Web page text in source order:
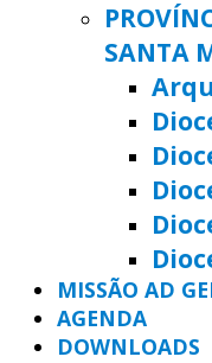
SANTA
MISSÃO AD
AGENDA
DOWNLOADS